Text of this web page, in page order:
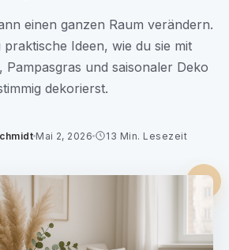
einen ganzen Raum verändern.
Ideen, wie du sie mit
Pampasgras und saisonaler Deko
dekorierst.
Mai 2, 2026 13 Min. Lesezeit